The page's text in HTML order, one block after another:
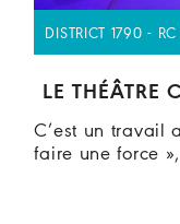
DISTRICT 1790 -
LE THÉÂTRE
C’est un travail
faire une force